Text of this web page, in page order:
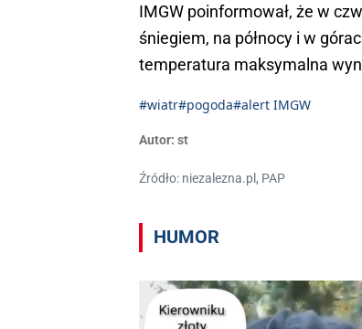
IMGW poinformował, że w
śniegiem, na północy i w
temperatura maksymalna
#wiatr#pogoda#alert IMGW
Autor: st
Źródło: niezalezna.pl, PAP
HUMOR